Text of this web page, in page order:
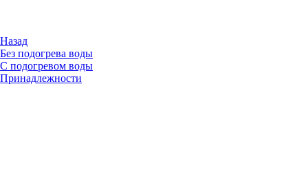
Назад
Без подогрева воды
С подогревом воды
Принадлежности